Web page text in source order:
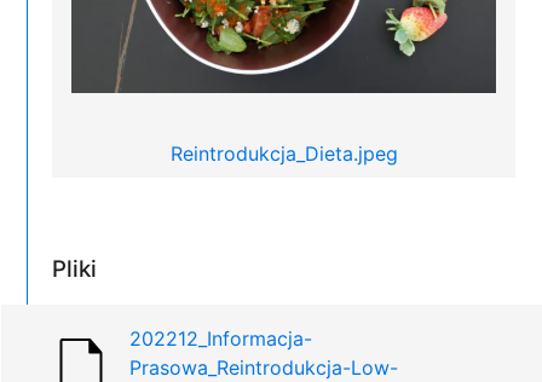
Reintrodukcja_Dieta.jpeg
Pliki
202212_Informacja-
Prasowa_Reintrodukcja-Low-